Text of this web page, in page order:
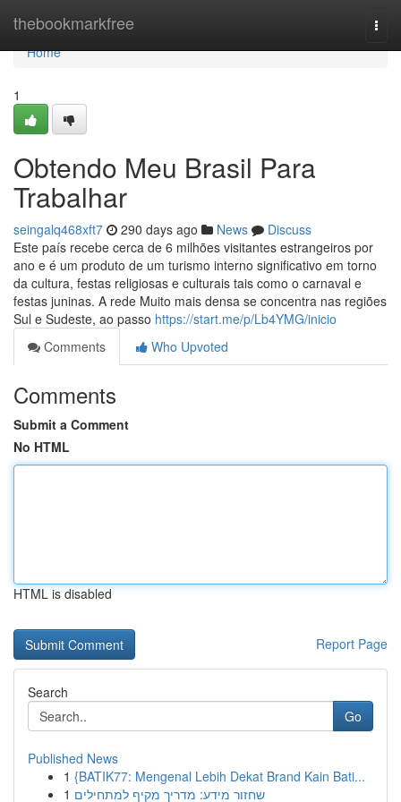
thebookmarkfree
Home
Home
1
Obtendo Meu Brasil Para
Trabalhar
seingalq468xft7 290 days ago News
Discuss
Este país recebe cerca de 6 milhões visitantes estrangeiros por
ano e é um produto de um turismo interno significativo em torno
da cultura, festas religiosas e culturais tais como o carnaval e
festas juninas. A rede Muito mais densa se concentra nas regiões
Sul e Sudeste, ao passo https://start.me/p/Lb4YMG/inicio
Comments
Who Upvoted
Comments
Submit a Comment
No HTML
HTML is disabled
Report Page
Search
Go
Published News
1 {BATIK77: Mengenal Lebih Dekat Brand Kain Bati...
1 שחזור מידע: מדריך מקיף למתחילים